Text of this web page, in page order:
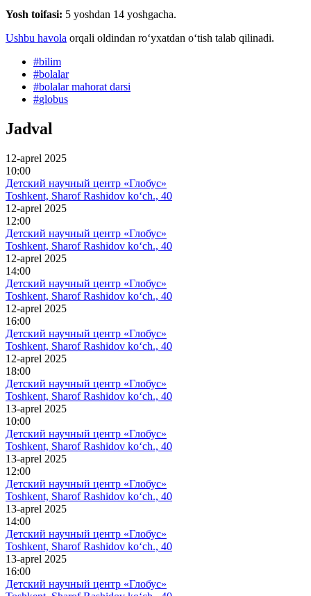
Yosh toifasi: 5 yoshdan 14 yoshgacha.
Ushbu havola orqali oldindan roʻyxatdan oʻtish talab qilinadi.
#bilim
#bolalar
#bolalar mahorat darsi
#globus
Jadval
12-aprel 2025
10:00
Детский научный центр «Глобус»
Toshkent, Sharof Rashidov ko‘ch., 40
12-aprel 2025
12:00
Детский научный центр «Глобус»
Toshkent, Sharof Rashidov ko‘ch., 40
12-aprel 2025
14:00
Детский научный центр «Глобус»
Toshkent, Sharof Rashidov ko‘ch., 40
12-aprel 2025
16:00
Детский научный центр «Глобус»
Toshkent, Sharof Rashidov ko‘ch., 40
12-aprel 2025
18:00
Детский научный центр «Глобус»
Toshkent, Sharof Rashidov ko‘ch., 40
13-aprel 2025
10:00
Детский научный центр «Глобус»
Toshkent, Sharof Rashidov ko‘ch., 40
13-aprel 2025
12:00
Детский научный центр «Глобус»
Toshkent, Sharof Rashidov ko‘ch., 40
13-aprel 2025
14:00
Детский научный центр «Глобус»
Toshkent, Sharof Rashidov ko‘ch., 40
13-aprel 2025
16:00
Детский научный центр «Глобус»